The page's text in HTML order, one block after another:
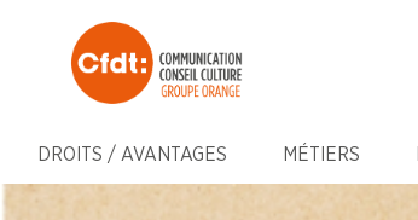
DROITS / AVANTAGES MÉTIERS